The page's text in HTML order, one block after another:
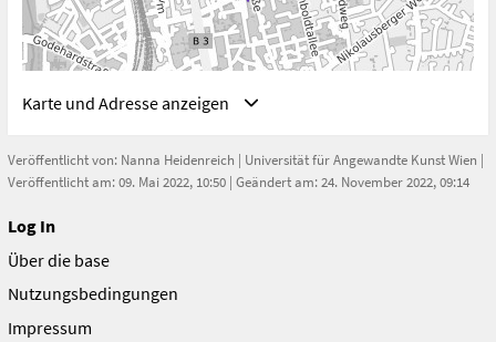
Adresse
Göttingen, Deutschland
Göttingen
Deutschland
Karte und Adresse anzeigen
Veröffentlicht von: Nanna Heidenreich | Universität für Angewandte Kunst Wien |
Veröffentlicht am: 09. Mai 2022, 10:50 | Geändert am: 24. November 2022, 09:14
Log In
Über die base
Nutzungsbedingungen
Impressum